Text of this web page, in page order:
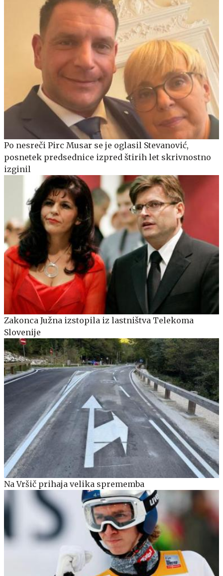
Po nesreči Pirc Musar se je oglasil Stevanović,
posnetek predsednice izpred štirih let skrivnostno
izginil
Zakonca Južna izstopila iz lastništva Telekoma
Slovenije
Na Vršič prihaja velika sprememba